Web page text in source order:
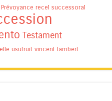
Prévoyance recel successoral
Testament
usufruit vincent lambert